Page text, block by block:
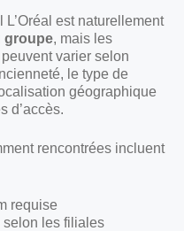
L’Oréal est naturellement
groupe, mais les
varier selon
le type de
géographique
d’accès.
rencontrées incluent
requise
selon les filiales